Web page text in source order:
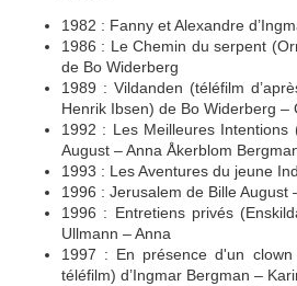
1982 : Fanny et Alexandre
1986 : Le Chemin du serpent
de Bo Widerberg
1989 : Vildanden (téléfilm
Henrik Ibsen) de Bo Widerberg –
1992 : Les Meilleures Intentions
August – Anna Åkerblom
1993 : Les Aventures du jeune
1996 : Jerusalem de Bille August
1996 : Entretiens privés
Ullmann – Anna
1997 : En présence d'un
téléfilm) d’Ingmar Bergman –